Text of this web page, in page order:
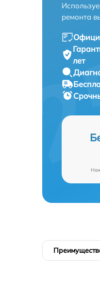
ремонта
лет